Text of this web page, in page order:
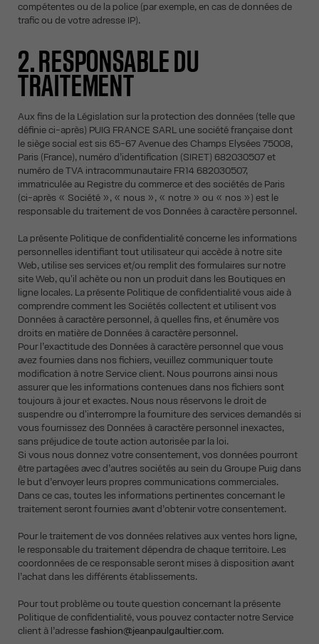
compétentes ou de la police (par exemple, en cas de données de
trafic ou de votre adresse IP).
2. RESPONSABLE DU
TRAITEMENT
Aux fins de la Législation sur la protection des données (telle que
définie ci-après) PUIG FRANCE SARL une société française dont
le siège social est sis 65-67 Avenue des Champs Elysées 75008,
Paris (France), numéro d’identification (SIRET) 682030507 et
numéro de TVA intracommunautaire FR14 682030507,
immatriculée au Registre du commerce et des sociétés de Paris
(ci-après « Société », « nous », « notre » ou « nos ») est le
responsable du traitement de vos Données à caractère personnel.
La présente Politique de confidentialité concerne les informations
personnelles identifiant tout utilisateur qui accède à notre site
Web, utilise ses services et/ou remplit des formulaires sur notre
site Web, qu'il achète ou non un produit dans les Boutiques en
ligne locales. La présente Politique de confidentialité vous aide à
comprendre comment les Sociétés collectent et utilisent vos
Données à caractère personnel, à quelles fins, et énumère vos
droits en matière de Données à caractère personnel.
Pour l’exactitude des Données à caractère personnel que vous
avez fournies dans nos fichiers, veuillez communiquer toute
modification à notre Service client. Nous pourrons ainsi nous
assurer que les informations contenues dans nos fichiers sont
toujours à jour et exactes. Nous nous réservons le droit de
suspendre ou d'interrompre la fourniture des services demandés si
vous fournissez des Données à caractère personnel inexactes,
sans préjudice de toute action autorisée par la loi.
Si vous nous donnez votre consentement, vos données pourront
être partagées avec d’autres sociétés au sein du Groupe Puig dans
le but d’envoyer leurs propres communications commerciales.
Dans ce cas, toutes les informations pertinentes concernant le
traitement seront fournies avant d’obtenir votre consentement.
Pour le traitement de vos données relatives aux ventes hors ligne,
le responsable du traitement dépendra de chaque territoire. Les
coordonnées de ce responsable seront mises à disposition avant
l’achat dans les différents établissements.
Pour tout problème ou toute question concernant la présente
Politique de confidentialité, vous pouvez contacter notre Service
client à l’adressefashion@jeanpaulgaultier.com.